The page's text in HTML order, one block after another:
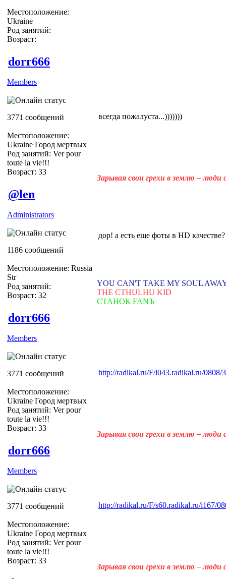
Местоположение:
Ukraine
Род занятий:
Возраст:
dorr666
Members
3771 сообщений
Местоположение:
Ukraine Город мертвых
Род занятий: Ver pour
toute la vie!!!
Возраст: 33
всегда пожалуста...)))))))
Зарывая свои грехи в землю –
@len
Administrators
1186 сообщений
Местоположение: Russia
Str
Род занятий:
Возраст: 32
дор! а есть еще фоты в HD качестве?
YOU CAN'T TAKE MY SOUL
THE CTHULHU KID
СТАНОК FANЪ
dorr666
Members
3771 сообщений
Местоположение:
Ukraine Город мертвых
Род занятий: Ver pour
toute la vie!!!
Возраст: 33
http://radikal.ru/F/i043.radikal.ru/0808/
Зарывая свои грехи в землю –
dorr666
Members
3771 сообщений
Местоположение:
Ukraine Город мертвых
Род занятий: Ver pour
toute la vie!!!
Возраст: 33
http://radikal.ru/F/s60.radikal.ru/i167/
Зарывая свои грехи в землю –